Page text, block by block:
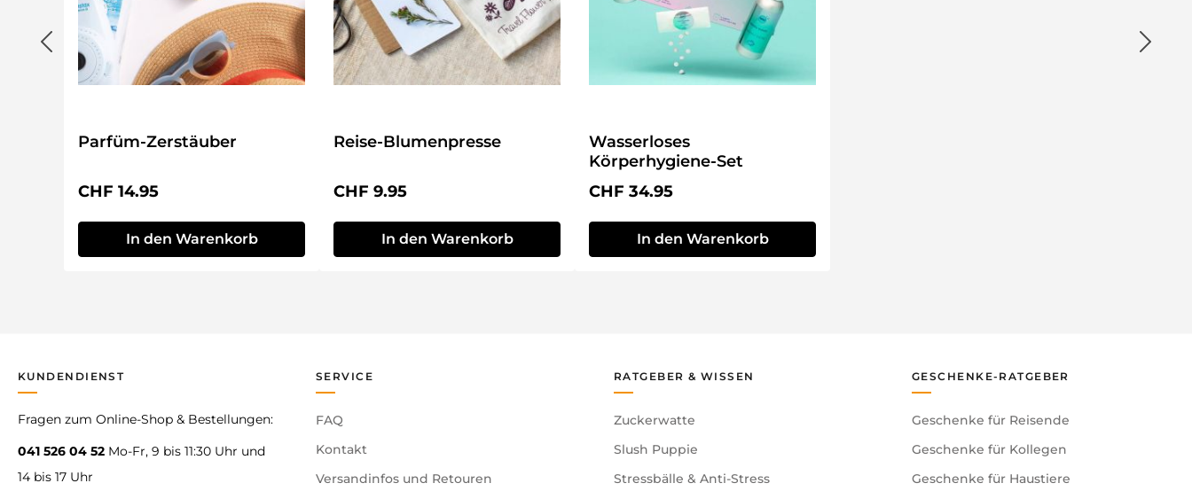
Parfüm-Zerstäuber
Regulärer Preis:
CHF 14.95
In den Warenkorb
Reise-Blumenpresse
Regulärer Preis:
CHF 9.95
In den Warenkorb
Wasserloses
Körperhygiene-Set
Regulärer Preis:
CHF 34.95
In den Warenkorb
KUNDENDIENST
Fragen zum Online-Shop & Bestellungen:
041 526 04 52 Mo-Fr, 9 bis 11:30 Uhr und
14 bis 17 Uhr
SERVICE
FAQ
Kontakt
Versandinfos und Retouren
RATGEBER & WISSEN
Zuckerwatte
Slush Puppie
Stressbälle & Anti-Stress
GESCHENKE-RATGEBER
Geschenke für Reisende
Geschenke für Kollegen
Geschenke für Haustiere